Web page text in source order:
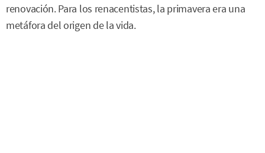
renovación. Para los renacentistas, la primavera era una
metáfora del origen de la vida.